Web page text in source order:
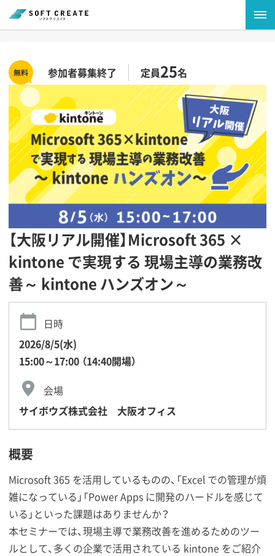
参加者募集終了 定員25名
【大阪リアル開催】Microsoft 365 ×
kintone で実現する 現場主導の業務改
善～ kintone ハンズオン～
日時
2026/8/5(水)
15:00～17:00 （14:40開場）
会場
サイボウズ株式会社 大阪オフィス
概要
Microsoft 365 を活用しているものの、「Excel での管理が煩
雑になっている」「Power Apps に開発のハードルを感じて
いる」といった課題はありませんか？
本セミナーでは、現場主導で業務改善を進めるためのツー
ルとして、多くの企業で活用されている kintone をご紹介